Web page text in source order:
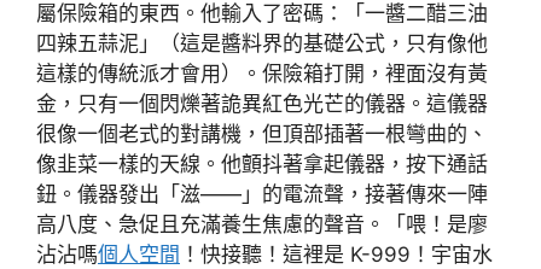
屬保險箱的東西。他輸入了密碼：「一醬二醋三油
四辣五蒜泥」（這是醬料界的基礎公式，只有像他
這樣的傳統派才會用）。保險箱打開，裡面沒有黃
金，只有一個閃爍著詭異紅色光芒的儀器。這儀器
很像一個老式的對講機，但頂部插著一根彎曲的、
像韭菜一樣的天線。他顫抖著拿起儀器，按下通話
鈕。儀器發出「滋——」的電流聲，接著傳來一陣
高八度、急促且充滿養生焦慮的聲音。「喂！是廖
沾沾嗎個人空間 ！快接聽！這裡是 K-999！宇宙水